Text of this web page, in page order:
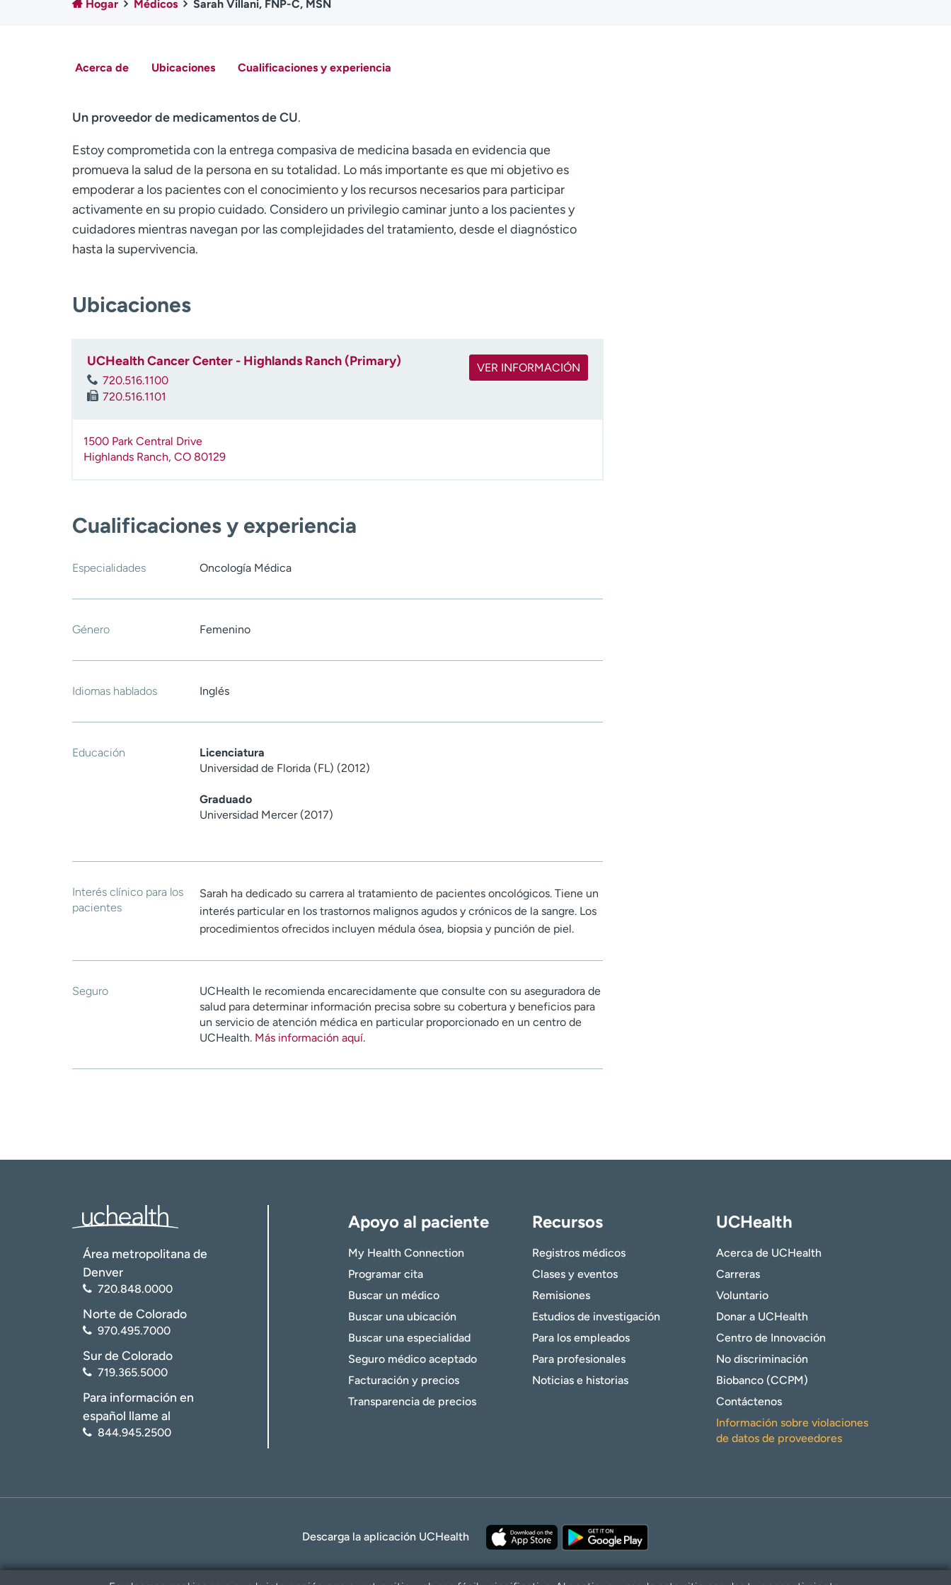
Hogar Médicos Sarah Villani, FNP-C, MSN
Acerca de Ubicaciones Cualificaciones y experiencia
Un proveedor de medicamentos de CU.
Estoy comprometida con la entrega compasiva de medicina basada en evidencia que
promueva la salud de la persona en su totalidad. Lo más importante es que mi objetivo es
empoderar a los pacientes con el conocimiento y los recursos necesarios para participar
activamente en su propio cuidado. Considero un privilegio caminar junto a los pacientes y
cuidadores mientras navegan por las complejidades del tratamiento, desde el diagnóstico
hasta la supervivencia.
Ubicaciones
UCHealth Cancer Center - Highlands Ranch (Primary)
720.516.1100
720.516.1101
VER INFORMACIÓN
1500 Park Central Drive
Highlands Ranch, CO 80129
Cualificaciones y experiencia
Especialidades Oncología Médica
Género Femenino
Idiomas hablados Inglés
Educación
Licenciatura
Universidad de Florida (FL) (2012)
Graduado
Universidad Mercer (2017)
Interés clínico para los
pacientes
Sarah ha dedicado su carrera al tratamiento de pacientes oncológicos. Tiene un
interés particular en los trastornos malignos agudos y crónicos de la sangre. Los
procedimientos ofrecidos incluyen médula ósea, biopsia y punción de piel.
Seguro
UCHealth le recomienda encarecidamente que consulte con su aseguradora de
salud para determinar información precisa sobre su cobertura y beneficios para
un servicio de atención médica en particular proporcionado en un centro de
UCHealth. Más información aquí.
Área metropolitana de
Denver
720.848.0000
Norte de Colorado
970.495.7000
Sur de Colorado
719.365.5000
Para información en
español llame al
844.945.2500
Apoyo al paciente
My Health Connection
Programar cita
Buscar un médico
Buscar una ubicación
Buscar una especialidad
Seguro médico aceptado
Facturación y precios
Transparencia de precios
Recursos
Registros médicos
Clases y eventos
Remisiones
Estudios de investigación
Para los empleados
Para profesionales
Noticias e historias
UCHealth
Acerca de UCHealth
Carreras
Voluntario
Donar a UCHealth
Centro de Innovación
No discriminación
Biobanco (CCPM)
Contáctenos
Información sobre violaciones
de datos de proveedores
Descarga la aplicación UCHealth